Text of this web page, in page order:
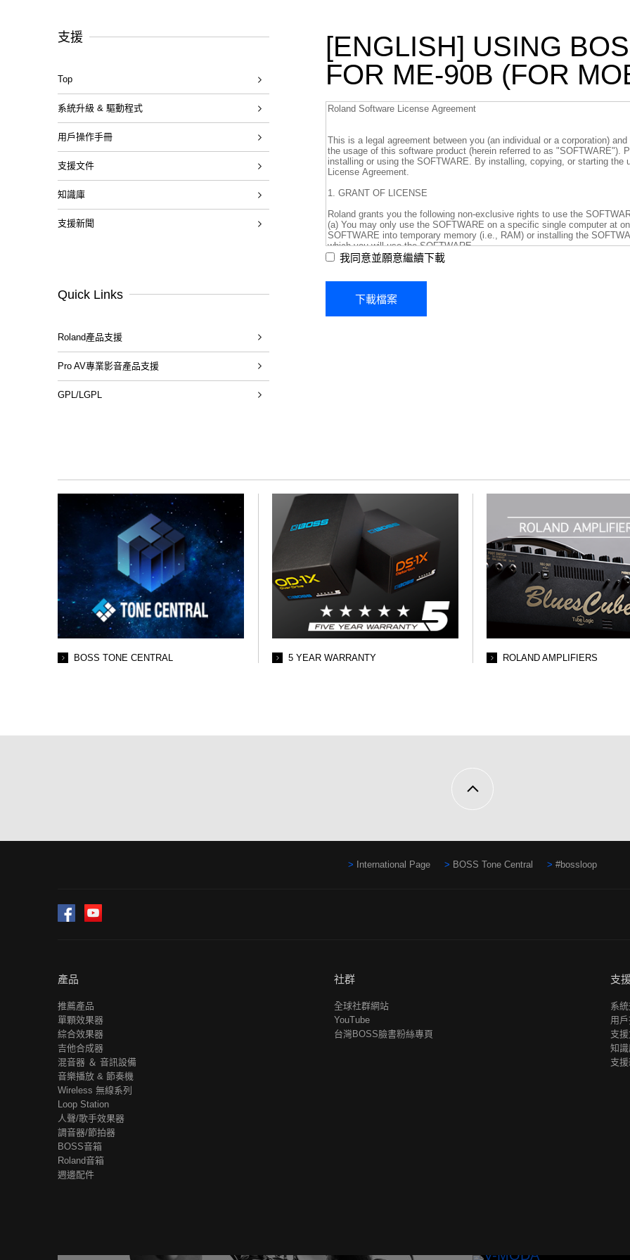
[ENGLISH] USING
FOR ME-90B (FOR
我同意並願意繼續下載
支援
Top
系統升級 & 驅動程式
用戶操作手冊
支援文件
知識庫
支援新聞
Quick Links
Roland產品支援
Pro AV專業影音產品支援
GPL/LGPL
BOSS TONE CENTRAL 5 YEAR WARRANTY ROLAND AMPLIFIERS
International Page BOSS Tone Central #bossloop
Facebook
產品
推薦產品
單顆效果器
綜合效果器
吉他合成器
混音器 ＆ 音訊設備
音樂播放 & 節奏機
Wireless 無線系列
Loop Station
人聲/歌手效果器
調音器/節拍器
BOSS音箱
Roland音箱
週邊配件
社群
全球社群網站
YouTube
台灣BOSS臉書粉絲專頁
支
系
用
支
知
支